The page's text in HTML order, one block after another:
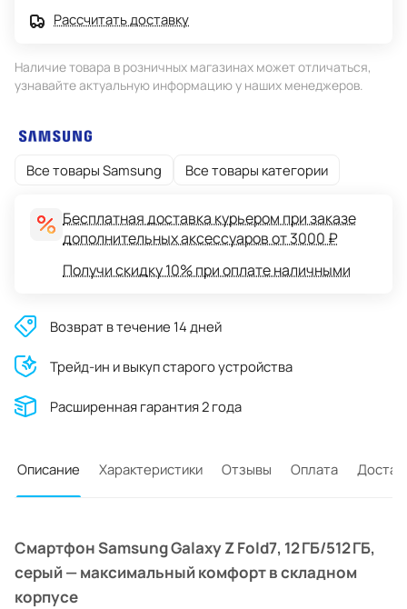
Рассчитать доставку
Наличие товара в розничных магазинах может отличаться,
узнавайте актуальную информацию у наших менеджеров.
Все товары Samsung Все товары категории
Бесплатная доставка курьером при заказе
дополнительных аксессуаров от 3000 ₽
Получи скидку 10% при оплате наличными
Возврат в течение 14 дней
Трейд-ин и выкуп старого устройства
Расширенная гарантия 2 года
Описание Характеристики Отзывы Оплата
Смартфон Samsung Galaxy Z Fold7, 12 ГБ/512 ГБ,
серый — максимальный комфорт в складном
корпусе